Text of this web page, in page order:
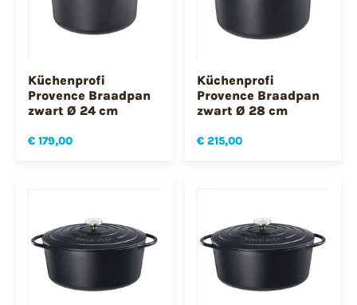
Küchenprofi
Provence Braadpan
zwart Ø 24 cm
€ 179,00
Küchenprofi
Provence Braadpan
zwart Ø 28 cm
€ 215,00